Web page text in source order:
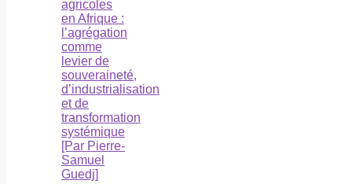
agricoles
en Afrique :
l’agrégation
comme
levier de
souveraineté,
d’industrialisation
et de
transformation
systémique
[Par Pierre-
Samuel
Guedj]